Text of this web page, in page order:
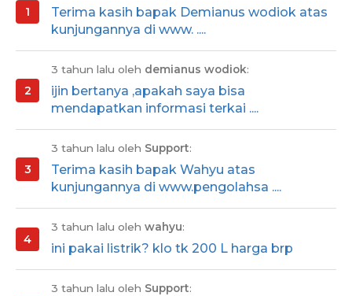
Terima kasih bapak Demianus wodiok atas
kunjungannya di www. ....
3 tahun lalu oleh demianus wodiok:
ijin bertanya ,apakah saya bisa
mendapatkan informasi terkai ....
3 tahun lalu oleh Support:
Terima kasih bapak Wahyu atas
kunjungannya di www.pengolahsa ....
3 tahun lalu oleh wahyu:
ini pakai listrik? klo tk 200 L harga brp
3 tahun lalu oleh Support: